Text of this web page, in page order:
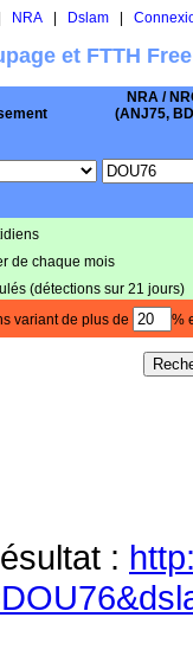
NRA| Dslam|
et FTTH
NRA /
(ANJ75,
de chaque mois
(détections sur 21 jours)
variant de plus de %
: